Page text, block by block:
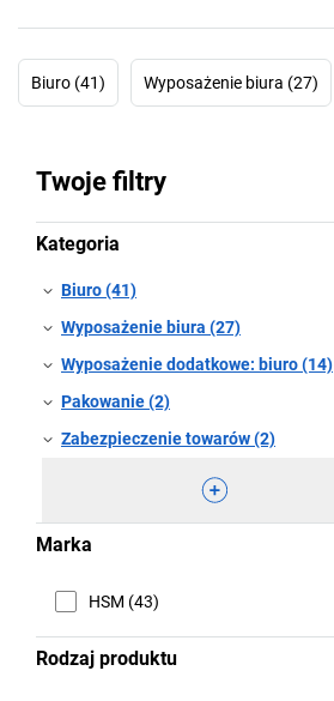
Biuro (41) Wyposażenie biura (27)
Twoje filtry
Kategoria
Biuro (41)
Wyposażenie biura (27)
Wyposażenie dodatkowe: biuro (14)
Pakowanie (2)
Zabezpieczenie towarów (2)
Marka
HSM (43)
Rodzaj produktu